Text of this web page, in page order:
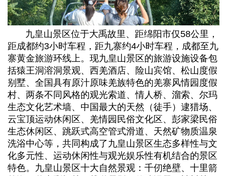
九皇山景区位于大禹故里、距绵阳市仅58公里，
距成都约3小时车程，距九寨约4小时车程，成都至九
寨黄金旅游环线上。现九皇山景区的旅游设施设备包
括猿王洞溶洞景观、西羌酒店、险山宾馆、松山度假
别墅、全国具有原汁原味羌族特色的羌寨风情园度假
村、两条不同风格的观光索道、情人桥、溜索、尔玛
生态文化艺术墙、中国最大的天然（徒手）逮猎场、
云宝顶运动休闲区、羌情园民俗文化区、彭家梁民俗
生态休闲区、跳跃式高空管式滑道、天然矿物质温泉
洗浴中心等，共同构成了九皇山景区生态多样性与文
化多元性、运动休闲性与观光娱乐性有机结合的景区
特色。九皇山景区十大自然景观：千仞绝壁、十里箭